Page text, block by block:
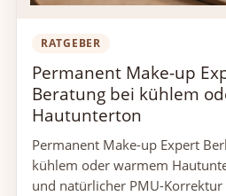
RATGEBER
Permanent Make-up
Beratung bei kühlem
Hautunterton
Permanent Make-up Expert
kühlem oder warmem
und natürlicher PMU-